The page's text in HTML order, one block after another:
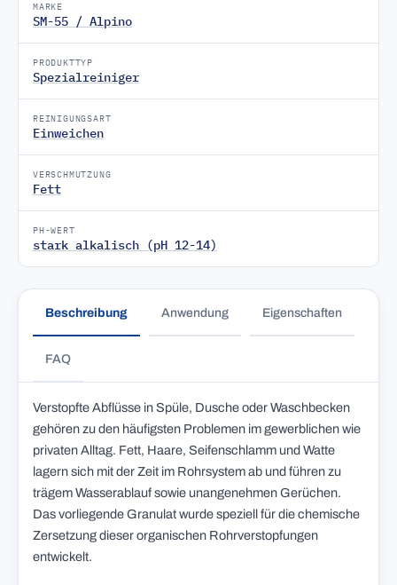
MARKE
SM-55 / Alpino
PRODUKTTYP
Spezialreiniger
REINIGUNGSART
Einweichen
VERSCHMUTZUNG
Fett
PH-WERT
stark alkalisch (pH 12-14)
Beschreibung Anwendung Eigenschaften
FAQ
Verstopfte Abflüsse in Spüle, Dusche oder Waschbecken
gehören zu den häufigsten Problemen im gewerblichen wie
privaten Alltag. Fett, Haare, Seifenschlamm und Watte
lagern sich mit der Zeit im Rohrsystem ab und führen zu
trägem Wasserablauf sowie unangenehmen Gerüchen.
Das vorliegende Granulat wurde speziell für die chemische
Zersetzung dieser organischen Rohrverstopfungen
entwickelt.